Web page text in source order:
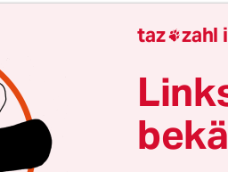
Spanien gilt also jetzt
nur vor Reisen in das
muss auch
hilft, die steigenden
taz zahl